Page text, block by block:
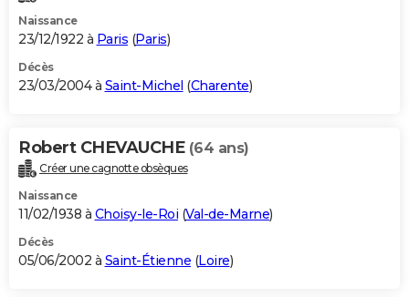
Naissance
23/12/1922 à Paris (Paris)
Décès
23/03/2004 à Saint-Michel (Charente)
Robert CHEVAUCHE (64 ans)
Créer une cagnotte obsèques
Naissance
11/02/1938 à Choisy-le-Roi (Val-de-Marne)
Décès
05/06/2002 à Saint-Étienne (Loire)